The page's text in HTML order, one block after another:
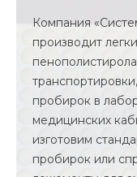
Компания
производит
пробирок в
медицинских
изготовим
пробирок или